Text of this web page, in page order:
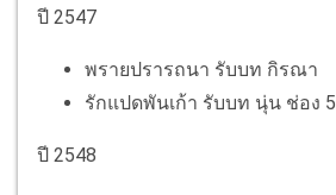
ปี 2547
พรายปรารถนา รับบท กิรณา
รักแปดพันเก้า รับบท นุ่น ช่อง 5
ปี 2548